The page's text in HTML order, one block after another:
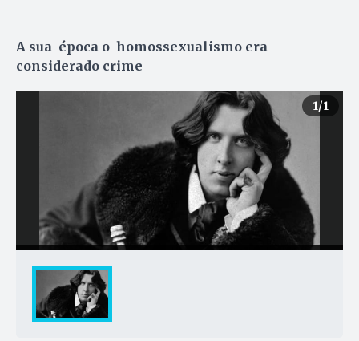
A sua época o homossexualismo era
considerado crime
1/1